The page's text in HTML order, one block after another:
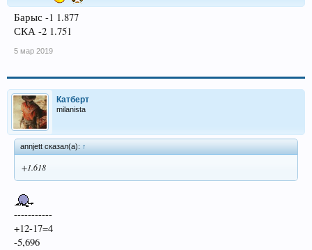
Барыс -1 1.877
СКА -2 1.751
5 мар 2019
Катберт
milanista
annjett сказал(а): ↑
+1.618
-----------
+12-17=4
-5,696